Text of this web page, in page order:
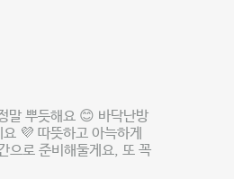
말 뿌듯해요 😊 바닥난방
💜 따뜻하고 아늑하게
으로 준비해둘게요, 또 꼭